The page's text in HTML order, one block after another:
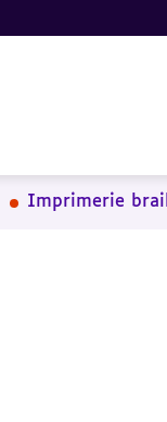
Imprimerie